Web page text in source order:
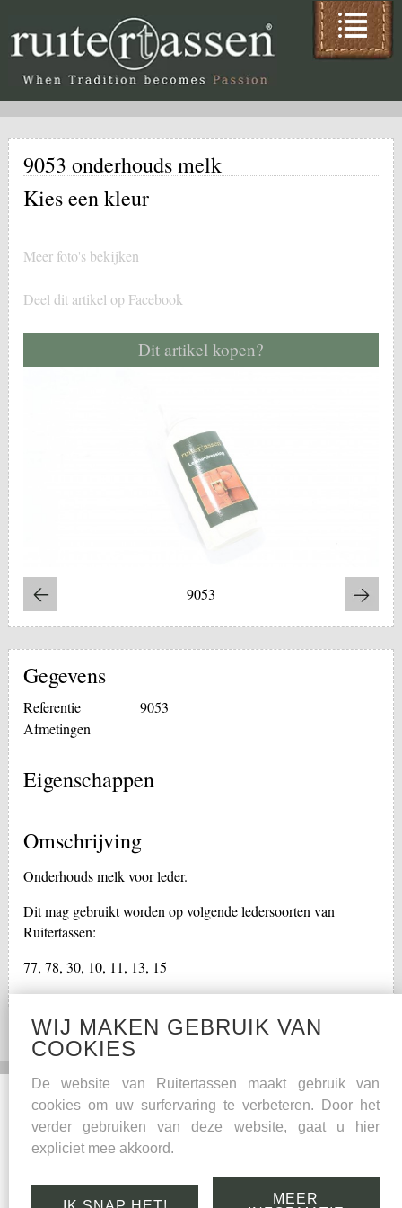
9053 onderhouds melk
Kies een kleur
Meer foto's bekijken
Deel dit artikel op Facebook
Dit artikel kopen?
9053
Gegevens
Referentie
9053
Afmetingen
Eigenschappen
Omschrijving
Onderhouds melk voor leder.
Dit mag gebruikt worden op volgende ledersoorten van
Ruitertassen:
77, 78, 30, 10, 11, 13, 15
Social Media
Facebook
Overige
Onderhoudstips
WIJ MAKEN GEBRUIK VAN
COOKIES
De website van Ruitertassen maakt gebruik van
cookies om uw surfervaring te verbeteren. Door het
verder gebruiken van deze website, gaat u hier
expliciet mee akkoord.
MEER